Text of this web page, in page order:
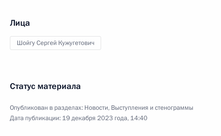
Лица
Шойгу Сергей Кужугетович
Статус материала
Опубликован в разделах: Новости, Выступления и стенограммы
Дата публикации: 19 декабря 2023 года, 14:40